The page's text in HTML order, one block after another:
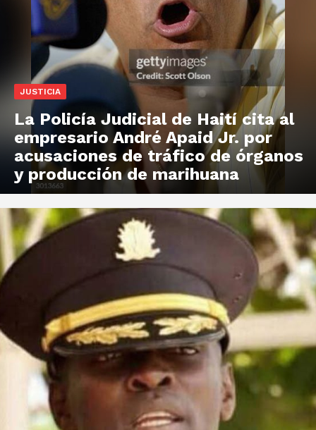
JUSTICIA
La Policía Judicial de Haití cita al
empresario André Apaid Jr. por
acusaciones de tráfico de órganos
y producción de marihuana